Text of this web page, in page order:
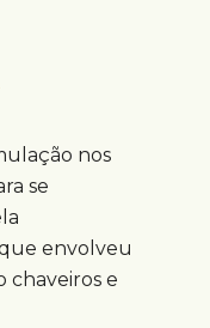
nos
se
envolveu
chaveiros e